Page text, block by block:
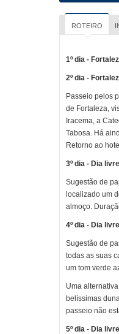
ROTEIRO
1º dia -
2º dia -
Passeio pelos
de Fortaleza,
Iracema, a
Tabosa. Há
Retorno ao
3º dia - Dia livre
Sugestão de
localizado um
almoço.
4º dia - Dia livre
Sugestão de
todas as suas
um tom verde
Uma
belíssimas
passeio não
5º dia - Dia livre